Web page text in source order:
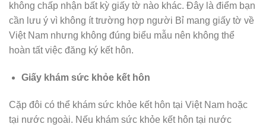
không chấp nhận bất kỳ giấy tờ nào khác. Đây là điểm bạn
cần lưu ý vì không ít trường hợp người Bỉ mang giấy tờ về
Việt Nam nhưng không đúng biểu mẫu nên không thể
hoàn tất việc đăng ký kết hôn.
Giấy khám sức khỏe kết hôn
Cặp đôi có thể khám sức khỏe kết hôn tại Việt Nam hoặc
tại nước ngoài. Nếu khám sức khỏe kết hôn tại nước